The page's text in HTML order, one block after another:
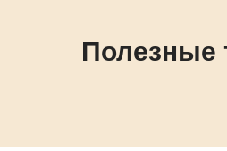
Полезные